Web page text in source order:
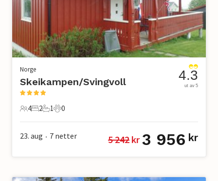
Norge
Skeikampen/Svingvoll
4 Gjester
4
2 Soverom
2
1 Bad
1
0 Kjæledyr
0
4.3
ut av 5
23. aug • 7 netter 5 242 kr 3 956 kr